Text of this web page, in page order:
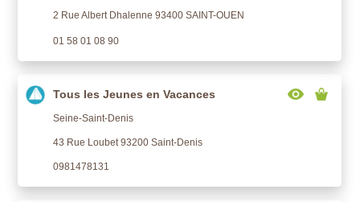
2 Rue Albert Dhalenne 93400 SAINT-OUEN
01 58 01 08 90
Tous les Jeunes en Vacances
Seine-Saint-Denis
43 Rue Loubet 93200 Saint-Denis
0981478131